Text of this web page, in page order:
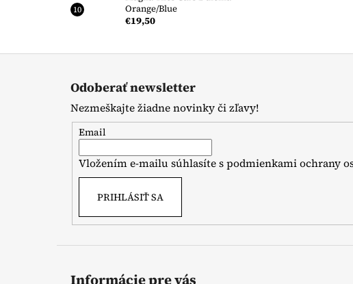
Orange/Blue
€19,50
Odoberať newsletter
Nezmeškajte žiadne novinky či zľavy!
Email
Vložením e-mailu súhlasíte spodmienkami ochrany
PRIHLÁSIŤ SA
Informácie pre vás